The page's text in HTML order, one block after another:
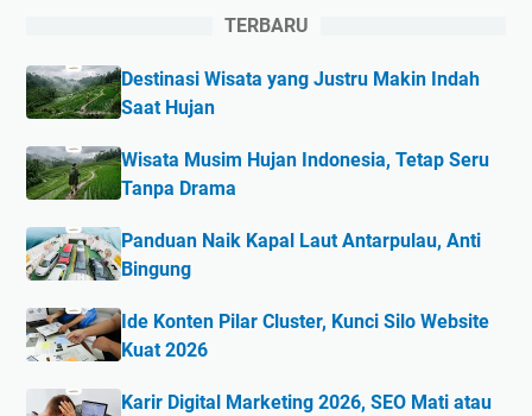
TERBARU
Destinasi Wisata yang Justru Makin Indah
Saat Hujan
Wisata Musim Hujan Indonesia, Tetap Seru
Tanpa Drama
Panduan Naik Kapal Laut Antarpulau, Anti
Bingung
Ide Konten Pilar Cluster, Kunci Silo Website
Kuat 2026
Karir Digital Marketing 2026, SEO Mati atau